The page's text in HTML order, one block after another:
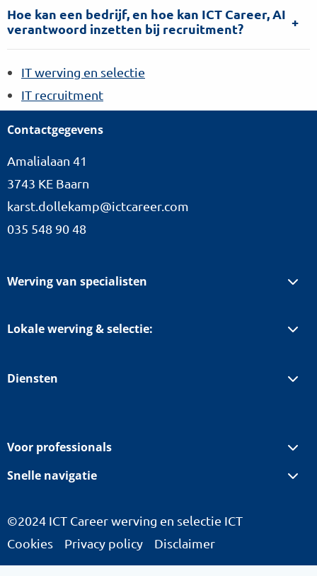
Hoe kan een bedrijf, en hoe kan ICT Career, AI
verantwoord inzetten bij recruitment?
IT werving en selectie
IT recruitment
Contactgegevens
Amalialaan 41
3743 KE Baarn
karst.dollekamp@ictcareer.com
035 548 90 48
Werving van specialisten
Lokale werving & selectie:
Diensten
Voor professionals
Snelle navigatie
©2024 ICT Career werving en selectie ICT
Cookies
Privacy policy Disclaimer